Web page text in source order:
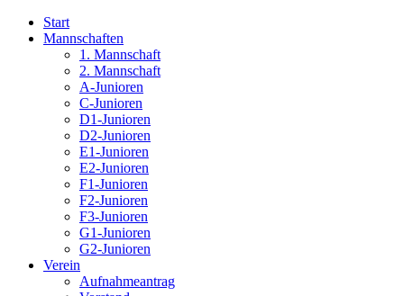
Start
Mannschaften
1. Mannschaft
2. Mannschaft
A-Junioren
C-Junioren
D1-Junioren
D2-Junioren
E1-Junioren
E2-Junioren
F1-Junioren
F2-Junioren
F3-Junioren
G1-Junioren
G2-Junioren
Verein
Aufnahmeantrag